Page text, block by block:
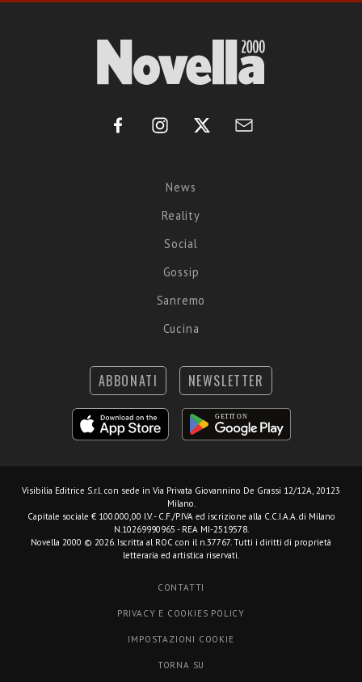
News
Reality
Social
Gossip
Sanremo
Cucina
ABBONATI NEWSLETTER
Visibilia Editrice S.r.l. con sede in Via Privata Giovannino De Grassi 12/12A, 20123
Milano.
Capitale sociale € 100.000,00 I.V. - C.F./P.IVA ed iscrizione alla C.C.I.A.A. di Milano
N.10269990965 - REA MI-2519578.
Novella 2000 © 2026. Iscritta al ROC con il n.37767. Tutti i diritti di proprietà
letteraria ed artistica riservati.
CONTATTI
PRIVACY E COOKIES POLICY
IMPOSTAZIONI COOKIE
TORNA SU